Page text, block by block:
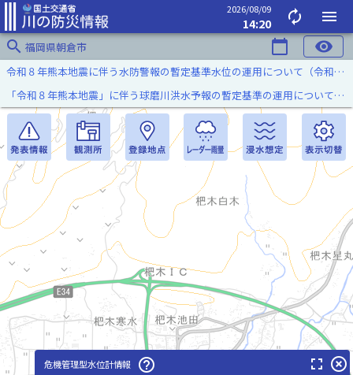
2026/08/09
14:20 autorenew
menu
search 福岡県朝倉市 calendar_today visibility
令和８年熊本地震に伴う水防警報の暫定基準水位の運用について（令和８年８月７日）
「令和８年熊本地震」に伴う球磨川洪水予報の暫定基準の運用について（令和８年８月５日）
危機管理型水位計情報 help_outline fullscreen highlight_off